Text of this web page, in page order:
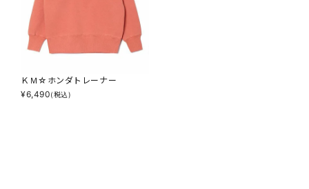
ＫＭ☆ホンダトレーナー
¥6,490(税込)